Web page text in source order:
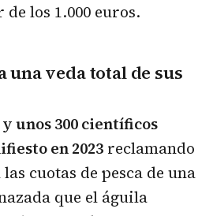
los 1.000 euros.
una veda total de sus
unos 300 científicos
en 2023 reclamando
cuotas de pesca de una
que el águila